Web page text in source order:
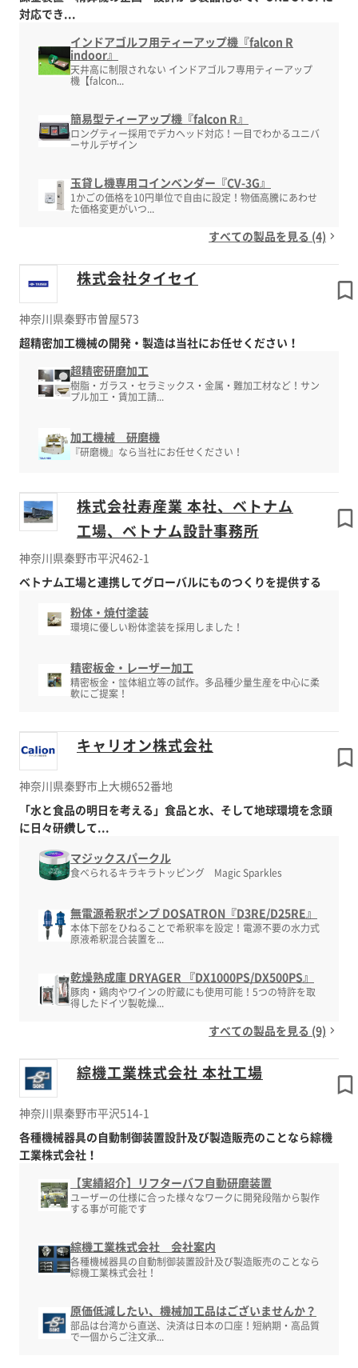
対応でき...
インドアゴルフ用ティーアップ機『falcon R
indoor』
天井高に制限されない インドアゴルフ専用ティーアップ
機【falcon...
簡易型ティーアップ機『falcon R』
ロングティー採用でデカヘッド対応！一目でわかるユニバ
ーサルデザイン
玉貸し機専用コインベンダー『CV-3G』
1かごの価格を10円単位で自由に設定！物価高騰にあわせ
た価格変更がいつ...
すべての製品を見る (4)
株式会社タイセイ
神奈川県秦野市曽屋573
超精密加工機械の開発・製造は当社にお任せください！
超精密研磨加工
樹脂・ガラス・セラミックス・金属・難加工材など！サン
プル加工・賃加工請...
加工機械 研磨機
『研磨機』なら当社にお任せください！
株式会社寿産業 本社、ベトナム
工場、ベトナム設計事務所
神奈川県秦野市平沢462-1
ベトナム工場と連携してグローバルにものつくりを提供する
粉体・焼付塗装
環境に優しい粉体塗装を採用しました！
精密板金・レーザー加工
精密板金・筺体組立等の試作。多品種少量生産を中心に柔
軟にご提案！
キャリオン株式会社
神奈川県秦野市上大槻652番地
「水と食品の明日を考える」食品と水、そして地球環境を念頭
に日々研鑽して...
マジックスパークル
食べられるキラキラトッピング Magic Sparkles
無電源希釈ポンプ DOSATRON『D3RE/D25RE』
本体下部をひねることで希釈率を設定！電源不要の水力式
原液希釈混合装置を...
乾燥熟成庫 DRYAGER 『DX1000PS/DX500PS』
豚肉・鶏肉やワインの貯蔵にも使用可能！5つの特許を取
得したドイツ製乾燥...
すべての製品を見る (9)
綜機工業株式会社 本社工場
神奈川県秦野市平沢514-1
各種機械器具の自動制御装置設計及び製造販売のことなら綜機
工業株式会社！
【実績紹介】リフターバフ自動研磨装置
ユーザーの仕様に合った様々なワークに開発段階から製作
する事が可能です
綜機工業株式会社 会社案内
各種機械器具の自動制御装置設計及び製造販売のことなら
綜機工業株式会社！
原価低減したい、機械加工品はございませんか？
部品は台湾から直送、決済は日本の口座！短納期・高品質
で一個からご注文承...